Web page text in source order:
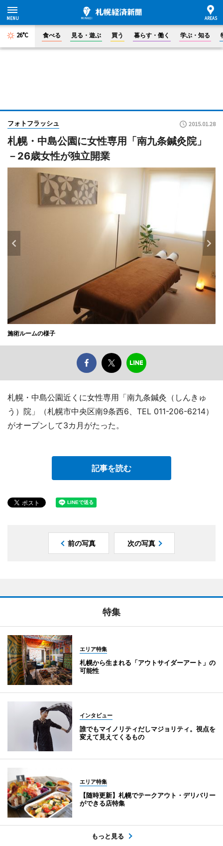
26°C 食べる 見る・遊ぶ 買う 暮らす・働く 学ぶ・知る
フォトフラッシュ 2015.01.28
札幌・中島公園に女性専用「南九条鍼灸院」
－26歳女性が独立開業
施術ルームの様子
札幌・中島公園近くに女性専用「南九条鍼灸（しんきゅ
う）院」（札幌市中央区南9条西6、TEL 011-206-6214）
がオープンして3カ月がたった。
記事を読む
前の写真 次の写真
特集
エリア特集
札幌から生まれる「アウトサイダーアート」の
可能性
インタビュー
誰でもマイノリティだしマジョリティ。視点を
変えて見えてくるもの
エリア特集
【随時更新】札幌でテークアウト・デリバリー
ができる店特集
もっと見る